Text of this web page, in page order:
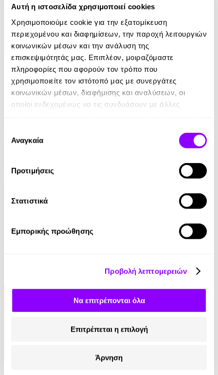
Αυτή η ιστοσελίδα χρησιμοποιεί cookies
Χρησιμοποιούμε cookie για την εξατομίκευση
περιεχομένου και διαφημίσεων, την παροχή λειτουργιών
κοινωνικών μέσων και την ανάλυση της
επισκεψιμότητάς μας. Επιπλέον, μοιραζόμαστε
πληροφορίες που αφορούν τον τρόπο που
χρησιμοποιείτε τον ιστότοπό μας με συνεργάτες
κοινωνικών μέσων, διαφήμισης και αναλύσεων, οι
οποίοι ενδεχομένως να τις συνδυάσουν με άλλες
των υπηρεσιών τους.
συγκατάθεσης
Αναγκαία
Προτιμήσεις
Στατιστικά
Εμπορικής προώθησης
Προβολή λεπτομερειών
Να επιτρέπονται όλα
Επιτρέπεται η επιλογή
Άρνηση
eBook
21 Ευκαιρίες να ξεπεράσεις τον εαυτό σου
Theresa Cheung
Τα μυστικά του μοναχού που πούλησε τη Ferrari